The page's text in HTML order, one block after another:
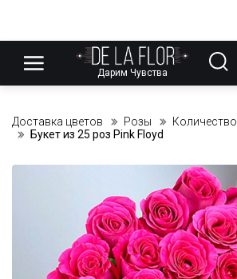
Дарим Чувства
Доставка цветов Розы Количество
Букет из 25 роз Pink Floyd